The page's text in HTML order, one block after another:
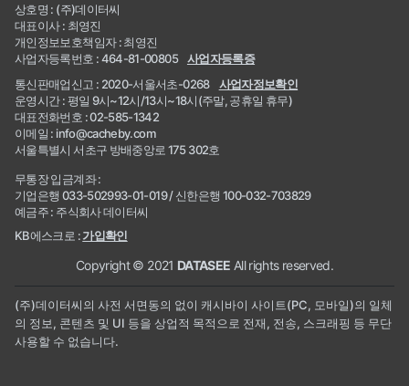
상호명 : (주)데이터씨
대표이사 : 최영진
개인정보보호책임자 : 최영진
사업자등록번호 : 464-81-00805
사업자등록증
통신판매업신고 : 2020-서울서초-0268
사업자정보확인
운영시간 : 평일 9시~12시/13시~18시(주말, 공휴일 휴무)
대표전화번호 : 02-585-1342
이메일 : info@cacheby.com
서울특별시 서초구 방배중앙로 175 302호
무통장 입금계좌 :
기업은행 033-502993-01-019 / 신한은행 100-032-703829
예금주 : 주식회사 데이터씨
KB에스크로 :가입확인
Copyright © 2021 DATASEE All rights reserved.
(주)데이터씨의 사전 서면동의 없이 캐시바이 사이트(PC, 모바일)의 일체
의 정보, 콘텐츠 및 UI 등을 상업적 목적으로 전재, 전송, 스크래핑 등 무단
사용할 수 없습니다.